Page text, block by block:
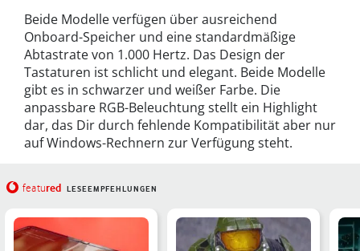
Beide Modelle verfügen über ausreichend
Onboard-Speicher und eine standardmäßige
Abtastrate von 1.000 Hertz. Das Design der
Tastaturen ist schlicht und elegant. Beide Modelle
gibt es in schwarzer und weißer Farbe. Die
anpassbare RGB-Beleuchtung stellt ein Highlight
dar, das Dir durch fehlende Kompatibilität aber nur
auf Windows-Rechnern zur Verfügung steht.
featured LESEEMPFEHLUNGEN